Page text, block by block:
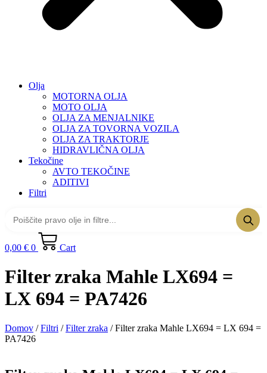
Olja
MOTORNA OLJA
MOTO OLJA
OLJA ZA MENJALNIKE
OLJA ZA TOVORNA VOZILA
OLJA ZA TRAKTORJE
HIDRAVLIČNA OLJA
Tekočine
AVTO TEKOČINE
ADITIVI
Filtri
0,00 € 0 Cart
Filter zraka Mahle LX694 =
LX 694 = PA7426
Domov /Filtri /Filter zraka / Filter zraka Mahle LX694 = LX 694 =
PA7426